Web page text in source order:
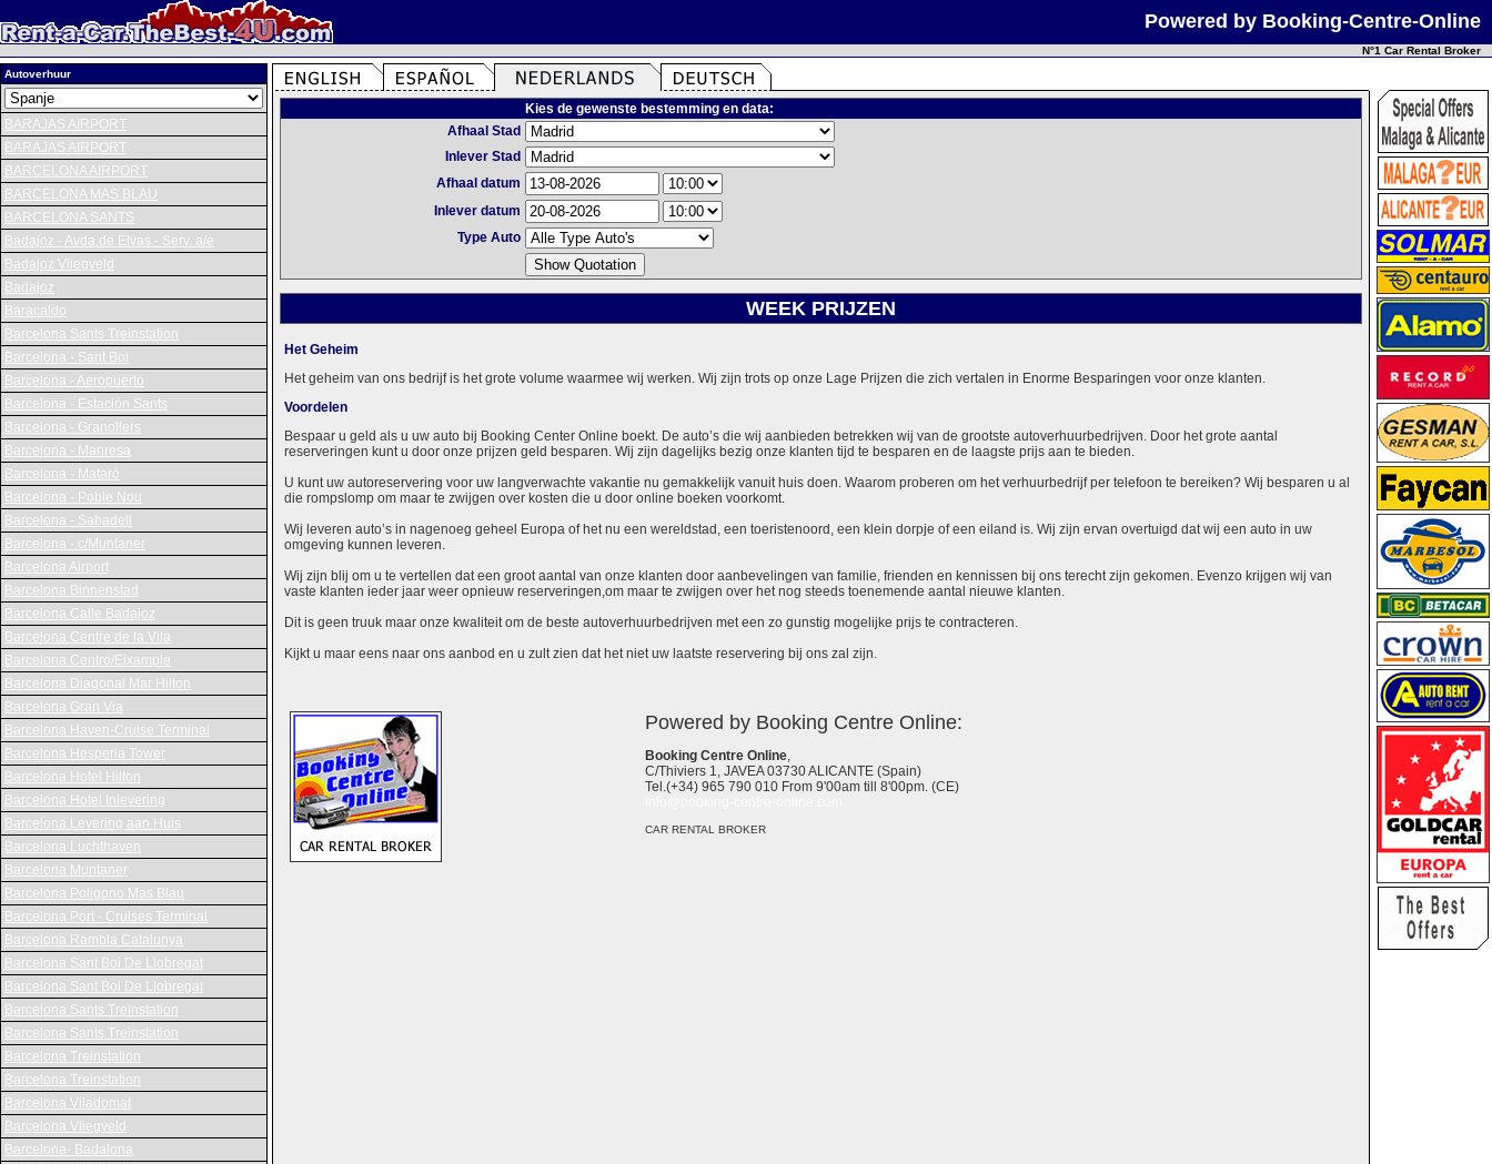
Powered by Booking-Centre-Online
N°1 Car Rental Broker
Autoverhuur
BARAJAS AIRPORT
BARAJAS AIRPORT
BARCELONA AIRPORT
BARCELONA MAS BLAU
BARCELONA SANTS
Badajoz - Avda.de Elvas - Serv. a/e
Badajoz Vliegveld
Badajoz
Baracaldo
Barcelona Sants Treinstation
Barcelona - Sant Boi
Barcelona - Aeropuerto
Barcelona - Estación Sants
Barcelona - Granollers
Barcelona - Manresa
Barcelona - Mataró
Barcelona - Poble Nou
Barcelona - Sabadell
Barcelona - c/Muntaner
Barcelona Airport
Barcelona Binnenstad
Barcelona Calle Badajoz
Barcelona Centre de la Vila
Barcelona Centro/Eixample
Barcelona Diagonal Mar Hilton
Barcelona Gran Via
Barcelona Haven-Cruise Terminal
Barcelona Hesperia Tower
Barcelona Hotel Hilton
Barcelona Hotel Inlevering
Barcelona Levering aan Huis
Barcelona Luchthaven
Barcelona Muntaner
Barcelona Poligono Mas Blau
Barcelona Port - Cruises Terminal
Barcelona Rambla Catalunya
Barcelona Sant Boi De Llobregat
Barcelona Sant Boi De Llobregat
Barcelona Sants Treinstation
Barcelona Sants Treinstation
Barcelona Treinstation
Barcelona Treinstation
Barcelona Viladomat
Barcelona Vliegveld
Barcelona- Badalona
Kies de gewenste bestemming en data:
Afhaal Stad
Inlever Stad
Afhaal datum
Inlever datum
Type Auto
WEEK PRIJZEN
Het Geheim
Het geheim van ons bedrijf is het grote volume waarmee wij werken. Wij zijn trots op onze Lage Prijzen die zich vertalen in Enorme Besparingen voor onze klanten.
Voordelen
Bespaar u geld als u uw auto bij Booking Center Online boekt. De auto’s die wij aanbieden betrekken wij van de grootste autoverhuurbedrijven. Door het grote aantal
reserveringen kunt u door onze prijzen geld besparen. Wij zijn dagelijks bezig onze klanten tijd te besparen en de laagste prijs aan te bieden.
U kunt uw autoreservering voor uw langverwachte vakantie nu gemakkelijk vanuit huis doen. Waarom proberen om het verhuurbedrijf per telefoon te bereiken? Wij besparen u al
die rompslomp om maar te zwijgen over kosten die u door online boeken voorkomt.
Wij leveren auto’s in nagenoeg geheel Europa of het nu een wereldstad, een toeristenoord, een klein dorpje of een eiland is. Wij zijn ervan overtuigd dat wij een auto in uw
omgeving kunnen leveren.
Wij zijn blij om u te vertellen dat een groot aantal van onze klanten door aanbevelingen van familie, frienden en kennissen bij ons terecht zijn gekomen. Evenzo krijgen wij van
vaste klanten ieder jaar weer opnieuw reserveringen,om maar te zwijgen over het nog steeds toenemende aantal nieuwe klanten.
Dit is geen truuk maar onze kwaliteit om de beste autoverhuurbedrijven met een zo gunstig mogelijke prijs te contracteren.
Kijkt u maar eens naar ons aanbod en u zult zien dat het niet uw laatste reservering bij ons zal zijn.
Powered by Booking Centre Online:
Booking Centre Online,
C/Thiviers 1, JAVEA 03730 ALICANTE (Spain)
Tel.(+34) 965 790 010 From 9'00am till 8'00pm. (CE)
CAR RENTAL BROKER